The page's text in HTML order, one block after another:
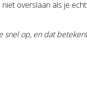
overslaan als je
op, en dat